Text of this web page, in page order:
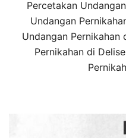
Percetakan
Undangan
Undangan Pernikahan
Pernikahan di